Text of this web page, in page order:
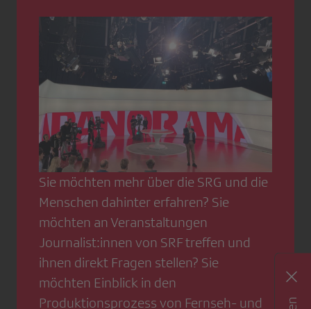
Sie möchten mehr über die SRG und die
Menschen dahinter erfahren? Sie
möchten an Veranstaltungen
Journalist:innen von SRF treffen und
ihnen direkt Fragen stellen? Sie
möchten Einblick in den
Produktionsprozess von Fernseh- und